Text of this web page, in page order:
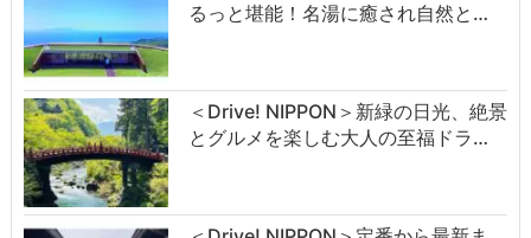
るっと堪能！名湯に癒され自然と…
＜Drive! NIPPON＞新緑の日光、絶景
とグルメを楽しむ大人の至福ドラ…